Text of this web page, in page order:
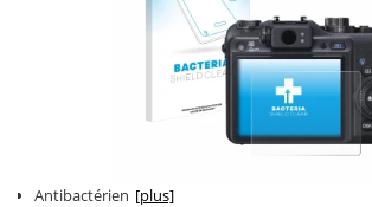
Antibactérien [plus]